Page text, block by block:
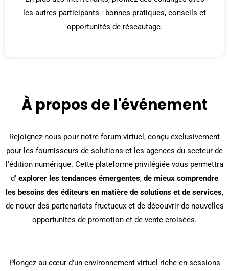
les autres participants : bonnes pratiques, conseils et
opportunités de réseautage.
À propos de l'événement
Rejoignez-nous pour notre forum virtuel, conçu exclusivement
pour les fournisseurs de solutions et les agences du secteur de
l'édition numérique. Cette plateforme privilégiée vous permettra
d' explorer les tendances émergentes, de mieux comprendre
les besoins des éditeurs en matière de solutions et de services,
de nouer des partenariats fructueux et de découvrir de nouvelles
opportunités de promotion et de vente croisées.
Plongez au cœur d'un environnement virtuel riche en sessions